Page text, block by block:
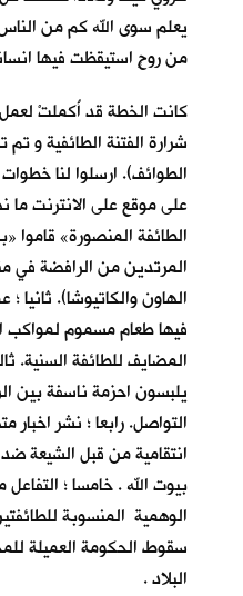
يعلم سوى الله كم من
من روحٍ استيقظت فيها
كانت الخطة قد أُكملتْ
شرارة الفتنة الطائفية و
الطوائف). ارسلوا لنا
على موقع على الانترنت
الطائفة المنصورة»
المرتدين من الرافضة في
الهاون والكاتيوشا).
فيها طعام مسموم لمواكب
المضايف للطائفة السنية.
يلبسون احزمة ناسفة بين
التواصل. رابعا ؛ نشر
انتقامية من قبل الشيعة
بيوت الله . خامسا ؛
الوهمية المنسوبة
سقوط الحكومة العميلة
البلاد .